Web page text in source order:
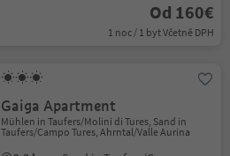
Od 160€
1 noc / 1 byt Včetně DPH
Gaiga Apartment
Mühlen in Taufers/Molini di Tures, Sand in
Taufers/Campo Tures, Ahrntal/Valle Aurina